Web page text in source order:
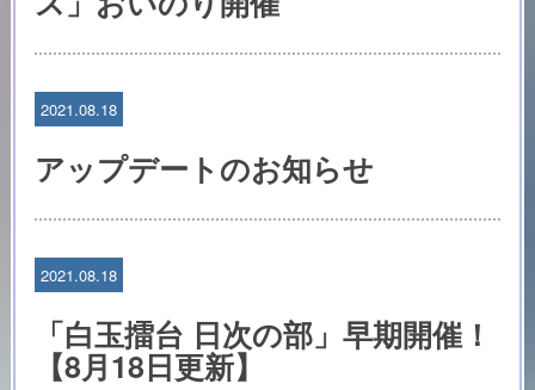
2021.08.18
アップデートのお知らせ
2021.08.18
「白玉擂台 日次の部」早期開催！
【8月18日更新】